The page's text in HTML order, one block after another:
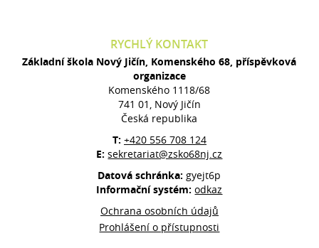
RYCHLÝ KONTAKT
Základní škola Nový Jičín, Komenského 68, příspěvková
organizace
Komenského 1118/68
741 01, Nový Jičín
Česká republika
T: +420 556 708 124
E:sekretariat@zsko68nj.cz
Datová schránka:gyejt6p
Informační systém:odkaz
Ochrana osobních údajů
Prohlášení o přístupnosti